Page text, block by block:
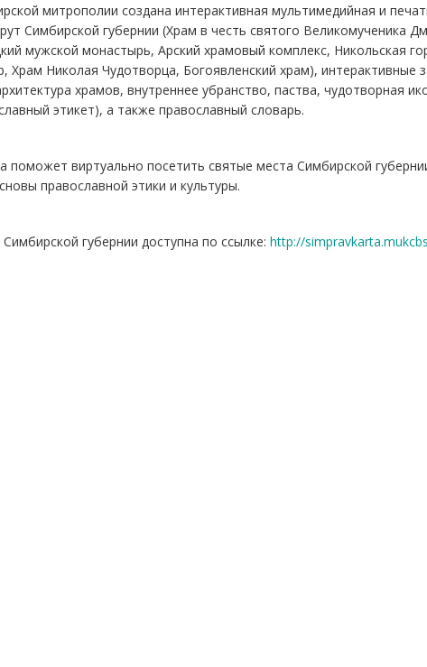
митрополии создана интерактивная мультимедийная и
Симбирской губернии (Храм в честь святого Великомученика
мужской монастырь, Арский храмовый комплекс, Никольская
Храм Николая Чудотворца, Богоявленский храм), интерактивные
храмов, внутреннее убранство, паства, чудотворная
этикет), а также православный словарь.
поможет виртуально посетить святые места Симбирской
православной этики и культуры.
губернии доступна по ссылке: http://